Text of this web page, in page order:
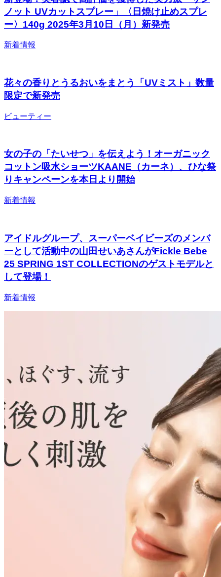
ノット UVカットスプレー」〈日焼け止めスプレ
ー〉140g 2025年3月10日（月）新発売
新着情報
花々の香りとうるおいをまとう「UVミスト」数量
限定で新発売
ビューティー
女の子の「たいせつ」を伝えよう！オーガニック
コットン吸水ショーツKAANE（カーネ）、ひな祭
りキャンペーンを本日より開始
新着情報
アイドルグループ、スーパーベイビーズのメンバ
ーとして活動中の山田せいあさんがFickle Bebe
25 SPRING 1ST COLLECTIONのゲストモデルと
して登場！
新着情報